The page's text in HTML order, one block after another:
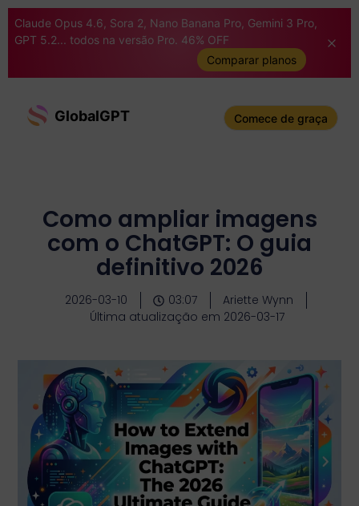
Claude Opus 4.6, Sora 2, Nano Banana Pro, Gemini 3 Pro,
GPT 5.2... todos na versão Pro. 46% OFF
Comparar planos
GlobalGPT Comece de graça
Como ampliar imagens
com o ChatGPT: O guia
definitivo 2026
2026-03-10 03:07
Ariette Wynn
Última atualização em 2026-03-17